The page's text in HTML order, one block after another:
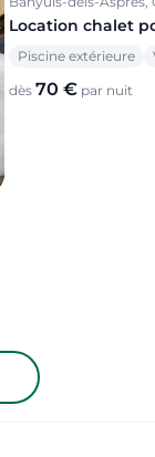
Location chalet
Piscine extérieure
dès 70 € par nuit